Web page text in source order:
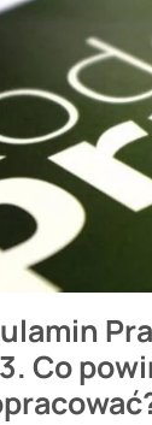
SIĘ
TEN
TYP
Co